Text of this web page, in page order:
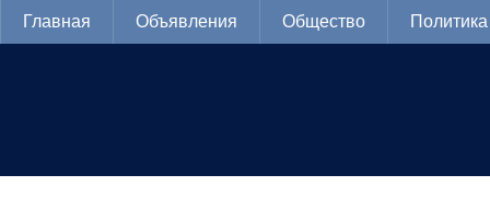
Главная Объявления Общество Политика